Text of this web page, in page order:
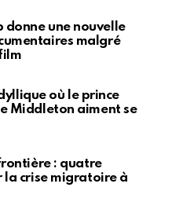
donne une nouvelle
malgré
où le prince
Middleton aiment se
: quatre
la crise migratoire à